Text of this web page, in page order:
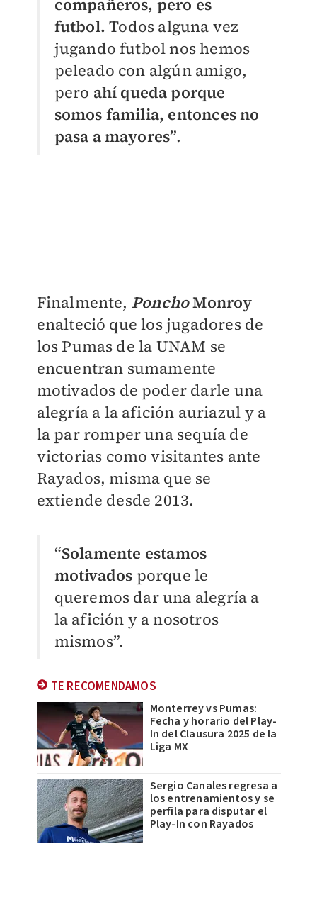
compañeros, pero es
futbol.Todos alguna vez
jugando futbol nos hemos
peleado con algún amigo,
pero ahí queda porque
somos familia, entonces no
pasa a mayores”.
Finalmente, PonchoMonroy
enalteció que los jugadores de
los Pumas de la UNAM se
encuentran sumamente
motivados de poder darle una
alegría a la afición auriazul y a
la par romper una sequía de
victorias como visitantes ante
Rayados, misma que se
extiende desde 2013.
“Solamente estamos
motivados porque le
queremos dar una alegría a
la afición y a nosotros
mismos”.
TE RECOMENDAMOS
Monterrey vs Pumas:
Fecha y horario del Play-
In del Clausura 2025 de la
Liga MX
Sergio Canales regresa a
los entrenamientos y se
perfila para disputar el
Play-In con Rayados